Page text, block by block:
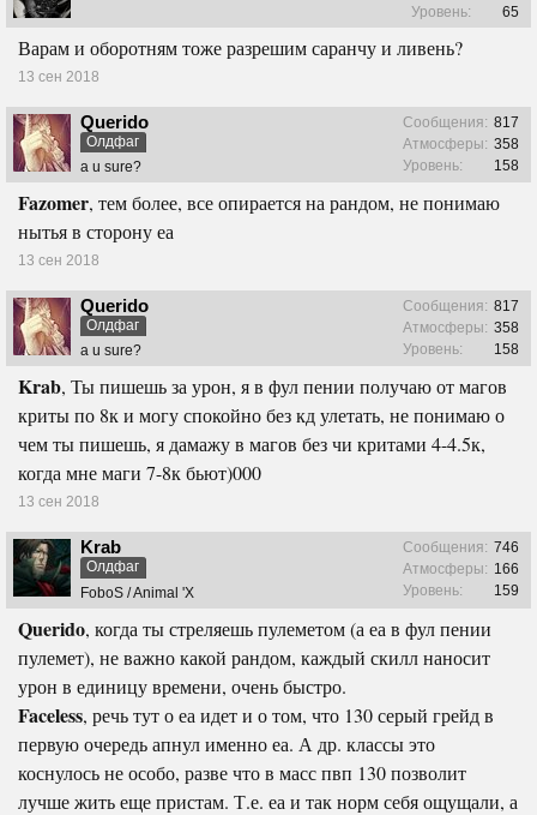
Уровень:
65
Варам и оборотням тоже разрешим саранчу и ливень?
13 сен 2018
Querido
Олдфаг
a u sure?
Сообщения: 817
Атмосферы: 358
Уровень:
158
Fazomer, тем более, все опирается на рандом, не понимаю
нытья в сторону еа
13 сен 2018
Querido
Олдфаг
a u sure?
Сообщения: 817
Атмосферы: 358
Уровень:
158
Krab, Ты пишешь за урон, я в фул пении получаю от магов
криты по 8к и могу спокойно без кд улетать, не понимаю о
чем ты пишешь, я дамажу в магов без чи критами 4-4.5к,
когда мне маги 7-8к бьют)000
13 сен 2018
Krab
Олдфаг
FoboS / Animal 'X
Сообщения: 746
Атмосферы: 166
Уровень:
159
Querido, когда ты стреляешь пулеметом (а еа в фул пении
пулемет), не важно какой рандом, каждый скилл наносит
урон в единицу времени, очень быстро.
Faceless, речь тут о еа идет и о том, что 130 серый грейд в
первую очередь апнул именно еа. А др. классы это
коснулось не особо, разве что в масс пвп 130 позволит
лучше жить еще пристам. Т.е. еа и так норм себя ощущали, а